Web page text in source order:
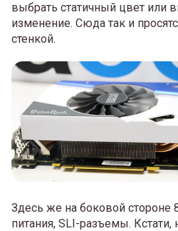
выбрать статичный цвет или
изменение. Сюда так и
стенкой.
Здесь же на боковой
питания, SLI-разъемы. Кстати,